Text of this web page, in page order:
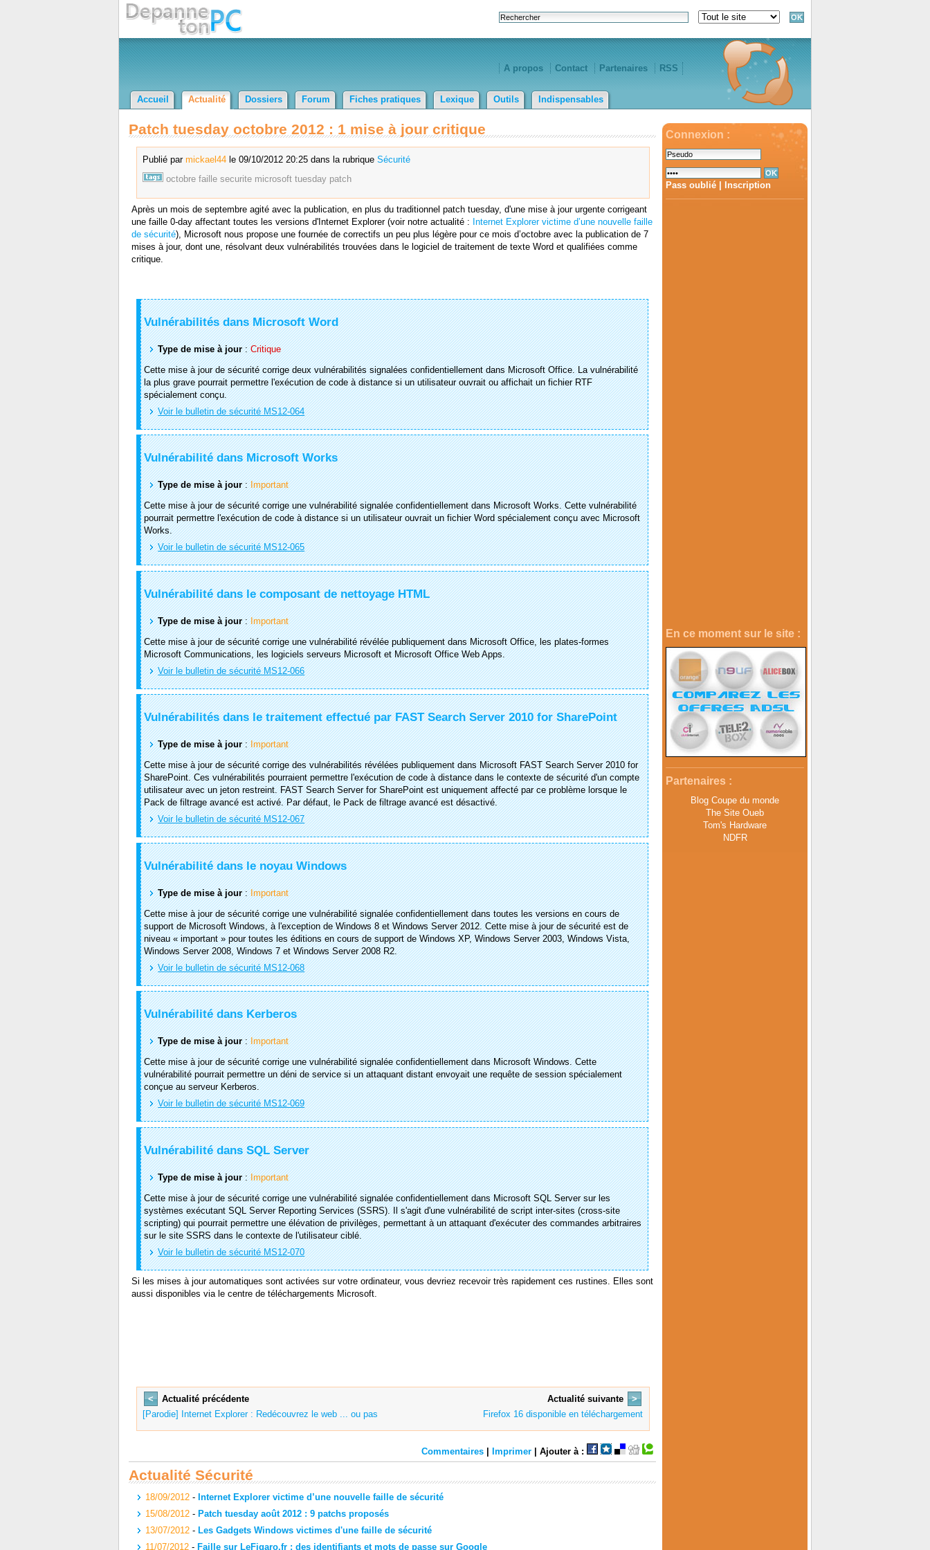
A propos Contact Partenaires RSS
Accueil Actualité Dossiers Forum Fiches pratiques Lexique Outils Indispensables
Connexion :
Pass oublié Inscription
En ce moment sur le site :
Partenaires :
Blog Coupe du monde
The Site Oueb
Tom's Hardware
NDFR
Patch tuesday octobre 2012 : 1 mise à jour critique
Publié par mickael44le 09/10/2012 20:25 dans la rubrique Sécurité
octobre faille securite microsoft tuesday patch
Après un mois de septembre agité avec la publication, en plus du traditionnel patch tuesday, d'une mise à jour urgente corrigeant
une faille 0-day affectant toutes les versions d'Internet Explorer (voir notre actualité : Internet Explorer victime d’une nouvelle faille
de sécurité), Microsoft nous propose une fournée de correctifs un peu plus légère pour ce mois d’octobre avec la publication de 7
mises à jour, dont une, résolvant deux vulnérabilités trouvées dans le logiciel de traitement de texte Word et qualifiées comme
critique.
Vulnérabilités dans Microsoft Word
Type de mise à jour:Critique
Cette mise à jour de sécurité corrige deux vulnérabilités signalées confidentiellement dans Microsoft Office. La vulnérabilité
la plus grave pourrait permettre l'exécution de code à distance si un utilisateur ouvrait ou affichait un fichier RTF
spécialement conçu.
Voir le bulletin de sécurité MS12-064
Vulnérabilité dans Microsoft Works
Type de mise à jour:Important
Cette mise à jour de sécurité corrige une vulnérabilité signalée confidentiellement dans Microsoft Works. Cette vulnérabilité
pourrait permettre l'exécution de code à distance si un utilisateur ouvrait un fichier Word spécialement conçu avec Microsoft
Works.
Voir le bulletin de sécurité MS12-065
Vulnérabilité dans le composant de nettoyage HTML
Type de mise à jour:Important
Cette mise à jour de sécurité corrige une vulnérabilité révélée publiquement dans Microsoft Office, les plates-formes
Microsoft Communications, les logiciels serveurs Microsoft et Microsoft Office Web Apps.
Voir le bulletin de sécurité MS12-066
Vulnérabilités dans le traitement effectué par FAST Search Server 2010 for SharePoint
Type de mise à jour:Important
Cette mise à jour de sécurité corrige des vulnérabilités révélées publiquement dans Microsoft FAST Search Server 2010 for
SharePoint. Ces vulnérabilités pourraient permettre l'exécution de code à distance dans le contexte de sécurité d'un compte
utilisateur avec un jeton restreint. FAST Search Server for SharePoint est uniquement affecté par ce problème lorsque le
Pack de filtrage avancé est activé. Par défaut, le Pack de filtrage avancé est désactivé.
Voir le bulletin de sécurité MS12-067
Vulnérabilité dans le noyau Windows
Type de mise à jour:Important
Cette mise à jour de sécurité corrige une vulnérabilité signalée confidentiellement dans toutes les versions en cours de
support de Microsoft Windows, à l'exception de Windows 8 et Windows Server 2012. Cette mise à jour de sécurité est de
niveau « important » pour toutes les éditions en cours de support de Windows XP, Windows Server 2003, Windows Vista,
Windows Server 2008, Windows 7 et Windows Server 2008 R2.
Voir le bulletin de sécurité MS12-068
Vulnérabilité dans Kerberos
Type de mise à jour:Important
Cette mise à jour de sécurité corrige une vulnérabilité signalée confidentiellement dans Microsoft Windows. Cette
vulnérabilité pourrait permettre un déni de service si un attaquant distant envoyait une requête de session spécialement
conçue au serveur Kerberos.
Voir le bulletin de sécurité MS12-069
Vulnérabilité dans SQL Server
Type de mise à jour:Important
Cette mise à jour de sécurité corrige une vulnérabilité signalée confidentiellement dans Microsoft SQL Server sur les
systèmes exécutant SQL Server Reporting Services (SSRS). Il s'agit d'une vulnérabilité de script inter-sites (cross-site
scripting) qui pourrait permettre une élévation de privilèges, permettant à un attaquant d'exécuter des commandes arbitraires
sur le site SSRS dans le contexte de l'utilisateur ciblé.
Voir le bulletin de sécurité MS12-070
Si les mises à jour automatiques sont activées sur votre ordinateur, vous devriez recevoir très rapidement ces rustines. Elles sont
aussi disponibles via le centre de téléchargements Microsoft.
<
Actualité précédente
[Parodie] Internet Explorer : Redécouvrez le web ... ou pas
Actualité suivante
>
Firefox 16 disponible en téléchargement
Commentaires Imprimer | Ajouter à :
Actualité Sécurité
18/09/2012- Internet Explorer victime d’une nouvelle faille de sécurité
15/08/2012- Patch tuesday août 2012 : 9 patchs proposés
13/07/2012- Les Gadgets Windows victimes d'une faille de sécurité
11/07/2012- Faille sur LeFigaro.fr : des identifiants et mots de passe sur Google